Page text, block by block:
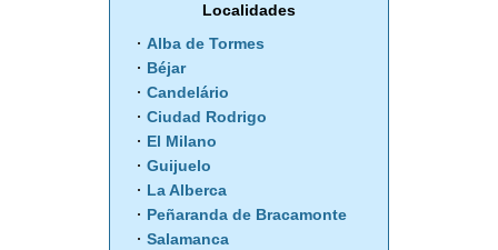
Localidades
Alba de Tormes
Béjar
Candelário
Ciudad Rodrigo
El Milano
Guijuelo
La Alberca
Peñaranda de Bracamonte
Salamanca